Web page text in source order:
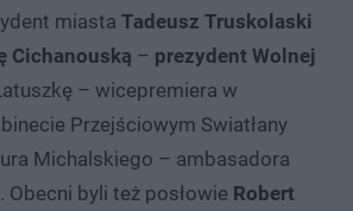
miasta Tadeusz Truskolaski
Cichanouską – prezydent Wolnej
– wicepremiera w
Przejściowym Swiatłany
Michalskiego – ambasadora
Obecni byli też posłowie Robert